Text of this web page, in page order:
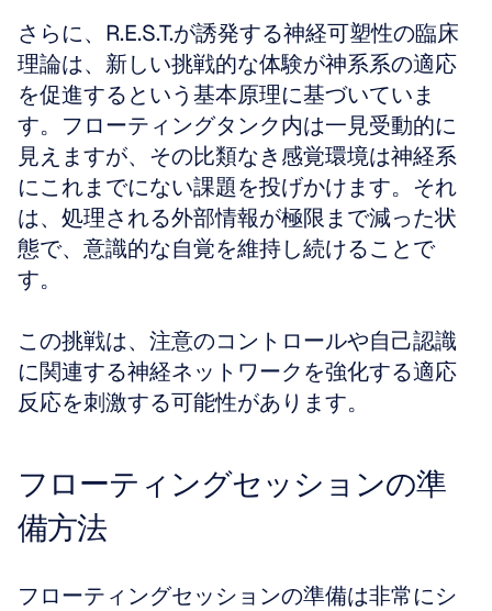
さらに、R.E.S.T.が誘発する神経可塑性の臨床
理論は、新しい挑戦的な体験が神系系の適応
を促進するという基本原理に基づいていま
す。フローティングタンク内は一見受動的に
見えますが、その比類なき感覚環境は神経系
にこれまでにない課題を投げかけます。それ
は、処理される外部情報が極限まで減った状
態で、意識的な自覚を維持し続けることで
す。
この挑戦は、注意のコントロールや自己認識
に関連する神経ネットワークを強化する適応
反応を刺激する可能性があります。
フローティングセッションの準
備方法
フローティングセッションの準備は非常にシ